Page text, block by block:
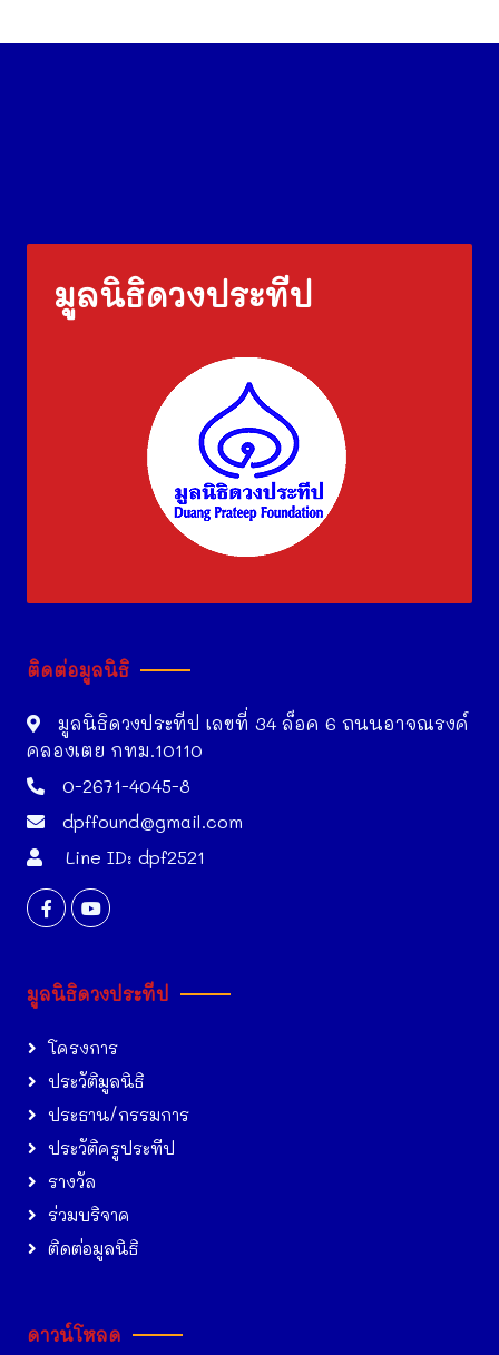
มูลนิธิดวงประทีป
ติดต่อมูลนิธิ
มูลนิธิดวงประทีป เลขที่ 34 ล็อค 6 ถนนอาจณรงค์
คลองเตย กทม.10110
0-2671-4045-8
dpffound@gmail.com
Line ID: dpf2521
มูลนิธิดวงประทีป
โครงการ
ประวัติมูลนิธิ
ประธาน/กรรมการ
ประวัติครูประทีป
รางวัล
ร่วมบริจาค
ติดต่อมูลนิธิ
ดาวน์โหลด